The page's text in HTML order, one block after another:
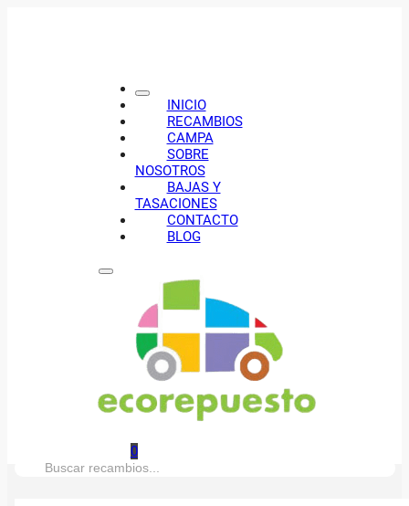
INICIO
RECAMBIOS
CAMPA
SOBRE
NOSOTROS
BAJAS Y
TASACIONES
CONTACTO
BLOG
0
Buscar: